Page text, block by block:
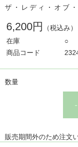
ザ・レディ・オブ
6,200円
（税込み）
在庫
○
商品コード
数量
-
販売期間外のため注文